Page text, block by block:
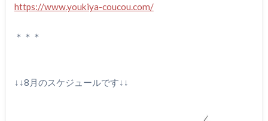
https://www.youkiya-coucou.com/
＊＊＊
↓↓8月のスケジュールです↓↓